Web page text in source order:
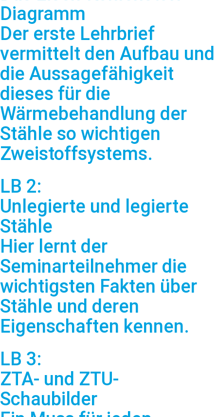
Diagramm
Der erste Lehrbrief
vermittelt den Aufbau und
die Aussagefähigkeit
dieses für die
Wärmebehandlung der
Stähle so wichtigen
Zweistoffsystems.
LB 2:
Unlegierte und legierte
Stähle
Hier lernt der
Seminarteilnehmer die
wichtigsten Fakten über
Stähle und deren
Eigenschaften kennen.
LB 3:
ZTA- und ZTU-
Schaubilder